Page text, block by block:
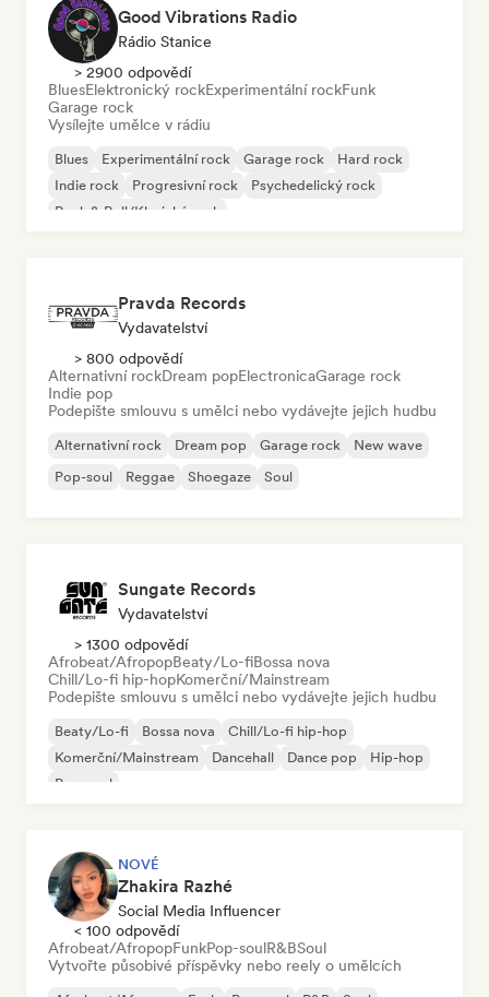
Good Vibrations Radio
Rádio Stanice
> 2900 odpovědí
BluesElektronický rockExperimentální rockFunk
Garage rock
Vysílejte umělce v rádiu
Blues Experimentální rock Garage rock
Hard rock
Indie rock
Progresivní rock
Psychedelický rock
Rock & Roll/Klasický rock
Pravda Records
Vydavatelství
> 800 odpovědí
Alternativní rockDream popElectronicaGarage rock
Indie pop
Podepište smlouvu s umělci nebo vydávejte jejich hudbu
Alternativní rock Dream pop Garage rock
New wave
Pop-soul
Reggae Shoegaze Soul
Sungate Records
Vydavatelství
> 1300 odpovědí
Afrobeat/AfropopBeaty/Lo-fiBossa nova
Chill/Lo-fi hip-hopKomerční/Mainstream
Podepište smlouvu s umělci nebo vydávejte jejich hudbu
Beaty/Lo-fi Bossa nova
Chill/Lo-fi hip-hop
Komerční/Mainstream
Dancehall Dance pop
Hip-hop
Pop-soul
NOVÉ
Zhakira Razhé
Social Media Influencer
< 100 odpovědí
Afrobeat/AfropopFunkPop-soulR&BSoul
Vytvořte působivé příspěvky nebo reely o umělcích